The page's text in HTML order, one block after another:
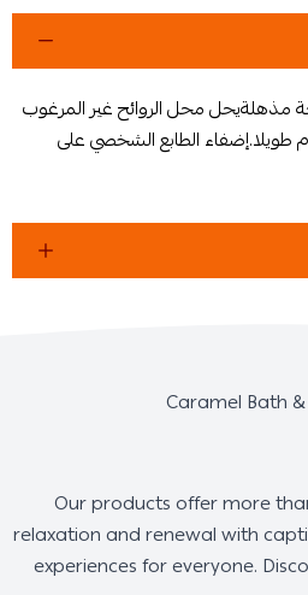
مذهلةيحل محل الروائح غير المرغوب
طويلا.إضفاء الطابع الشخصي على
Our products offer more
relaxation and renewal with
experiences for everyone.